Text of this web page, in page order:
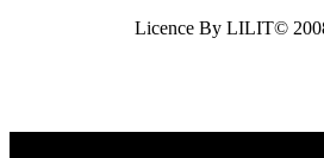
Licence By LILIT©